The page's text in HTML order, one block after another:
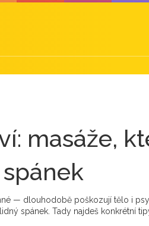
masáže,
— dlouhodobě poškozují tělo i
spánek. Tady najdeš konkrétní